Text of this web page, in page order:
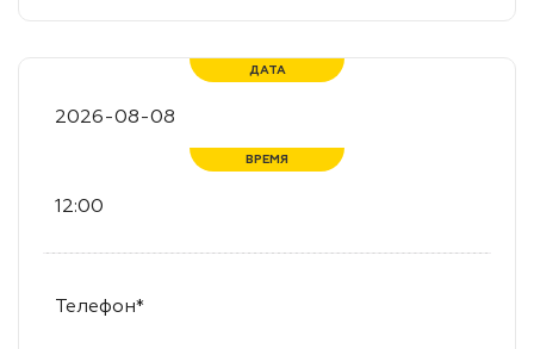
ДАТА
ВРЕМЯ